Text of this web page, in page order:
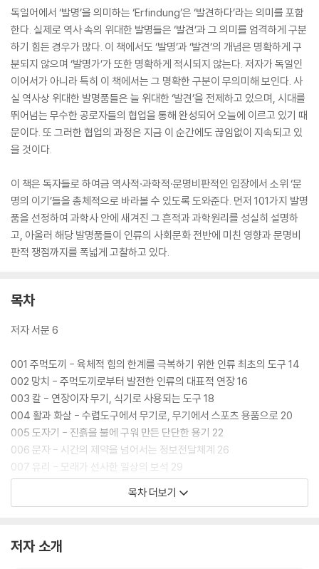
독일어에서 ‘발명’을 의미하는 ‘Erfindung’은 ‘발견하다’라는 의미를 포함
한다. 실제로 역사 속의 위대한 발명들은 ‘발견’과 그 의미를 엄격하게 구분
하기 힘든 경우가 많다. 이 책에서도 ‘발명’과 ‘발견’의 개념은 명확하게 구
분되지 않으며 ‘발명가’가 또한 명확하게 적시되지 않는다. 저자가 독일인
이어서가 아니라 특히 이 책에서는 그 명확한 구분이 무의미해 보인다. 사
실 역사상 위대한 발명품들은 늘 위대한 ‘발견’을 전제하고 있으며, 시대를
뛰어넘는 무수한 공로자들의 협업을 통해 완성되어 오늘에 이르고 있기 때
문이다. 또 그러한 협업의 과정은 지금 이 순간에도 끊임없이 지속되고 있
을 것이다.
이 책은 독자들로 하여금 역사적·과학적·문명비판적인 입장에서 소위 ‘문
명의 이기’들을 총체적으로 바라볼 수 있도록 도와준다. 먼저 101가지 발명
품을 선정하여 과학사 안에 새겨진 그 흔적과 과학원리를 성실히 설명하
고, 아울러 해당 발명품들이 인류의 사회문화 전반에 미친 영향과 문명비
판적 쟁점까지를 폭넓게 고찰하고 있다.
목차
저자 서문 6
001 주먹도끼 - 육체적 힘의 한계를 극복하기 위한 인류 최초의 도구 14
002 망치 - 주먹도끼로부터 발전한 인류의 대표적 연장 16
003 칼 - 연장이자 무기, 식기로 사용되는 도구 18
004 활과 화살 - 수렵도구에서 무기로, 무기에서 스포츠 용품으로 20
005 도자기 - 진흙을 불에 구워 만든 단단한 용기 22
006 문자 - 시간의 제약을 넘어서는 정보전달체계 26
007 유리 - 모래가 선사한 일상의 보석 29
008 쟁기 - 논밭 깊이갈이로 수확량을 증가시킨 농기구 32
009 바퀴 - 과학기술사에서 가장 중요한 발명품 35
012 저울 - 정밀한 무게 측정 기구 44
목차 더보기
저자 소개